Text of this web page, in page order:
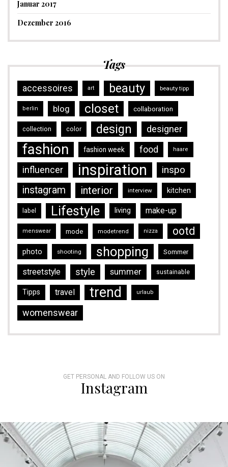
Januar 2017
Dezember 2016
Tags
accessoires art beauty beauty tipp
berlin blog closet collaboration
collection color design designer
fashion fashion week food haare
influencer inspiration
inspo
instagram
interior interview kitchen
label Lifestyle living make-up
menswear mode modetrend nizza ootd
photo shooting shopping Sommer
streetstyle style summer sustainable
Tipps travel trend urlaub
womenswear
GET PERSONAL AND FOLLOW US ON
Instagram